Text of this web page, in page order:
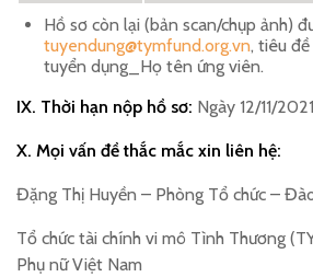
Hồ sơ còn lại (bản scan/chụp ảnh)
tuyendung@tymfund.org.vn, tiêu
tuyển dụng_Họ tên ứng viên.
IX. Thời hạn nộp hồ sơ: Ngày 12/11/
X. Mọi vấn đề thắc mắc xin liên hệ:
Đặng Thị Huyền – Phòng Tổ chức –
Tổ chức tài chính vi mô Tình Thương
Phụ nữ Việt Nam